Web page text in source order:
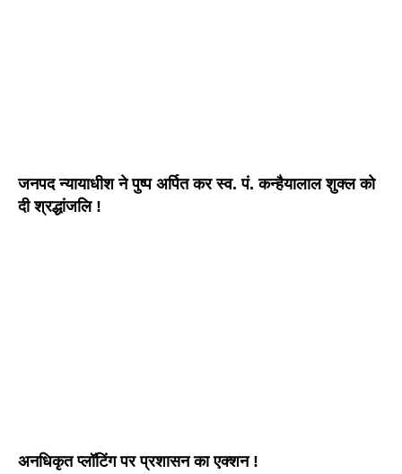
जनपद न्यायाधीश ने पुष्प अर्पित कर स्व. पं. कन्हैयालाल शुक्ल को
दी श्रद्धांजलि !
अनधिकृत प्लॉटिंग पर प्रशासन का एक्शन !